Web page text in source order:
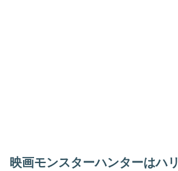
映画モンスターハンターはハ